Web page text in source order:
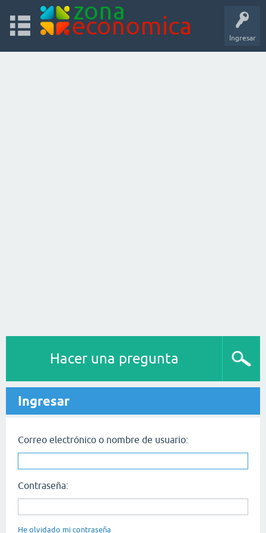
Ingresar
Hacer una pregunta
Ingresar
Correo electrónico o nombre de usuario:
Contraseña:
He olvidado mi contraseña